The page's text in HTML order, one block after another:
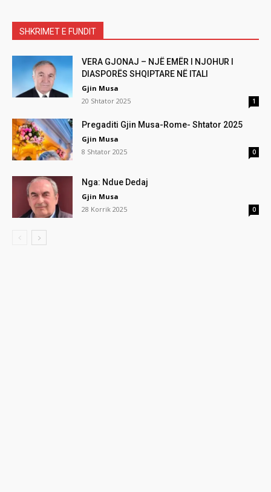
SHKRIMET E FUNDIT
VERA GJONAJ – NJË EMËR I NJOHUR I
DIASPORËS SHQIPTARE NË ITALI
Gjin Musa
20 Shtator 2025
1
Pregaditi Gjin Musa-Rome- Shtator 2025
Gjin Musa
8 Shtator 2025
0
Nga: Ndue Dedaj
Gjin Musa
28 Korrik 2025
0